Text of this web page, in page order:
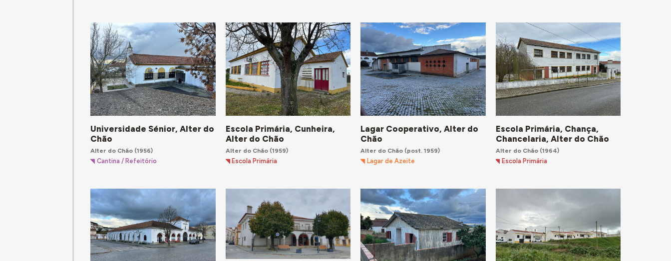
Universidade Sénior, Alter do
Chão
Alter do Chão (1956)
Cantina / Refeitório
Escola Primária, Cunheira,
Alter do Chão
Alter do Chão(1959)
Escola Primária
Lagar Cooperativo, Alter do
Chão
Alter do Chão (post. 1959)
Lagar de Azeite
Escola Primária, Chança,
Chancelaria, Alter do Chão
Alter do Chão(1964)
Escola Primária